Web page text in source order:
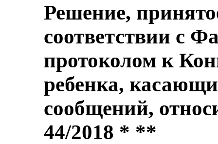
Решение,
соответствии с
протоколом к
ребенка,
сообщений,
44/2018 * **